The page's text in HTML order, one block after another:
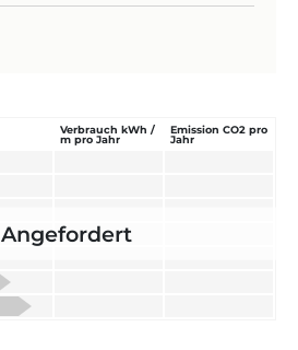
Angefordert
Verbrauch kWh /
m pro Jahr
Emission CO2 pro
Jahr